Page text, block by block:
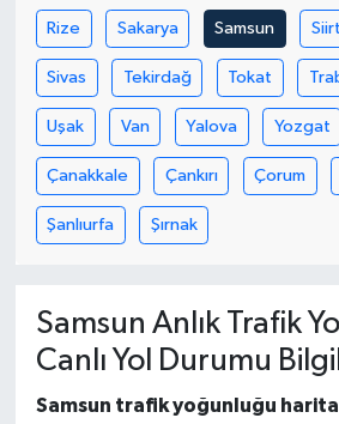
Rize Sakarya Samsun Siirt
Sivas Tekirdağ Tokat
Uşak Van Yalova Yozgat
Çanakkale Çankırı Çorum
Şanlıurfa Şırnak
Samsun Anlık Trafik
Canlı Yol Durumu
Samsun trafik yoğunluğu